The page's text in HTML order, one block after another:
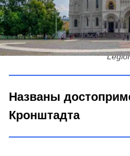
Что посмотреть в
Названы
Кронштадта